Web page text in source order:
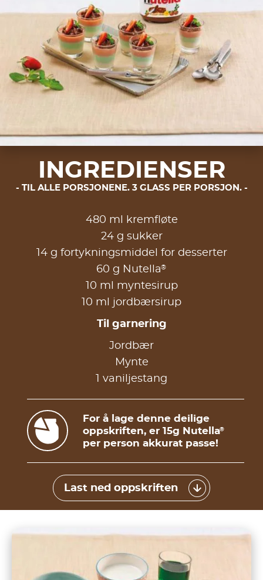
INGREDIENSER
TIL ALLE PORSJONENE. 3 GLASS PER PORSJON.
480 ml kremfløte
24 g sukker
14 g fortykningsmiddel for desserter
60 g Nutella®
10 ml myntesirup
10 ml jordbærsirup
Til garnering
Jordbær
Mynte
1 vaniljestang
For å lage denne deilige
oppskriften, er 15g Nutella®
per person akkurat passe!
Last ned oppskriften